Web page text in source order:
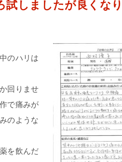
試しましたが良くな
のハリは
回りませ
で痛みが
のような
を飲んだ